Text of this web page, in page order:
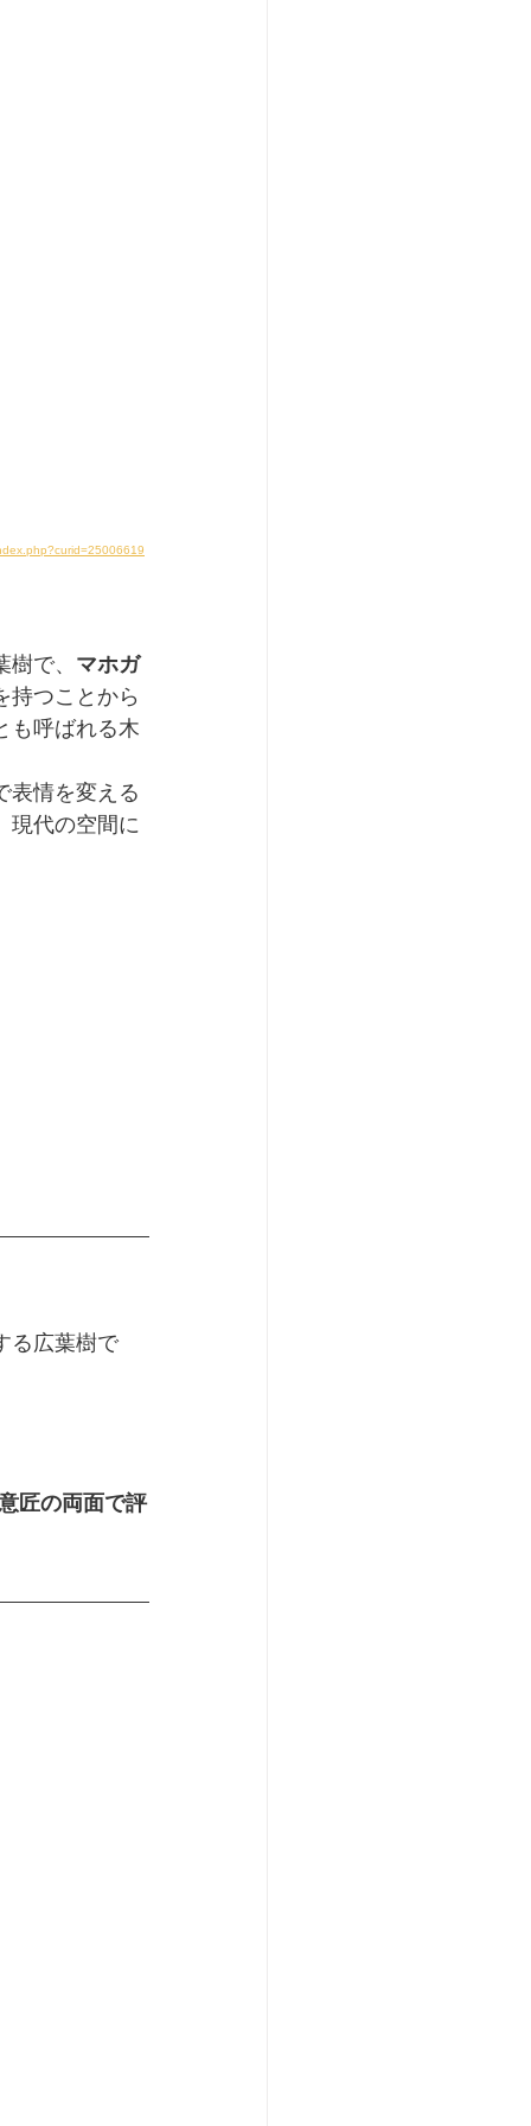
で、 マホガ
持つことから
も呼ばれる木
表情を変える
現代の空間に
る広葉樹で
匠の両面で評